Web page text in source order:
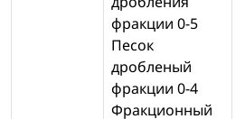
фракции 0-5
Песок
дробленый
фракции 0-4
Фракционный